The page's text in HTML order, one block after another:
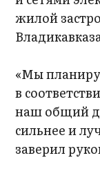
жилой
«Мы
в
наш общий
сильнее и
заверил